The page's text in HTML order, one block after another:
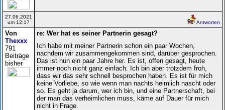
27.06.2021
um 12:17
Antworten
Von
Thexxx
791
Beiträge
bisher
re: Wer hat es seiner Partnerin gesagt?
Ich habe mit meiner Partnerin schon ein paar Wochen,
nachdem wir zusammengekommen sind, darüber gesprochen.
Das ist nun ein paar Jahre her. Es ist, offen gesagt, heute
immer noch nicht ganz einfach. Ich bin aber trotzdem froh,
dass wir das sehr schnell besprochen haben. Es ist für mich
keine Vorliebe, so wie wenn man nachts heimlich nascht oder
so. Es geht ja darum, wer ich bin, und eine Partnerschaft, bei
der man das verheimlichen muss, käme auf Dauer für mich
nicht in Frage.